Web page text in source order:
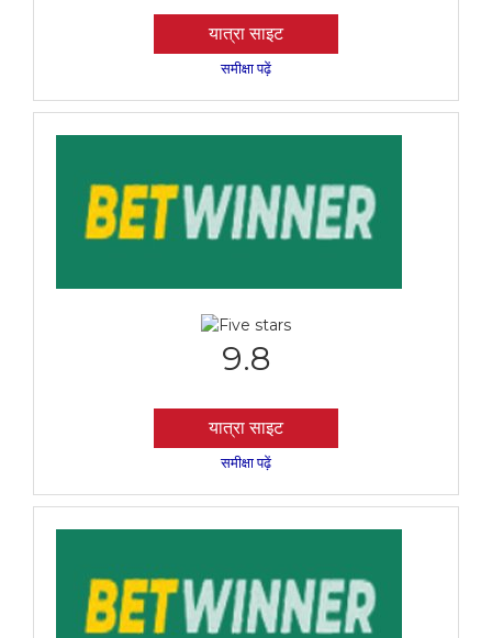
यात्रा साइट
समीक्षा पढ़ें
9.8
यात्रा साइट
समीक्षा पढ़ें